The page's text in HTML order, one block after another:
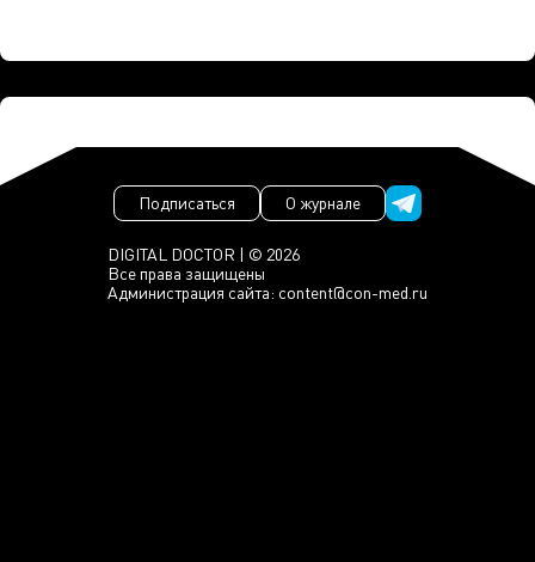
DIGITAL DOCTOR | © 2026
Все права защищены
Администрация сайта: content@con-med.ru
Подписаться О журнале